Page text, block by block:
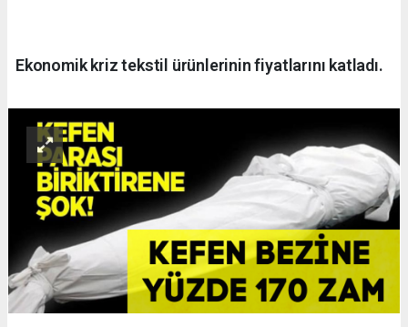
Ekonomik kriz tekstil ürünlerinin fiyatlarını katladı.